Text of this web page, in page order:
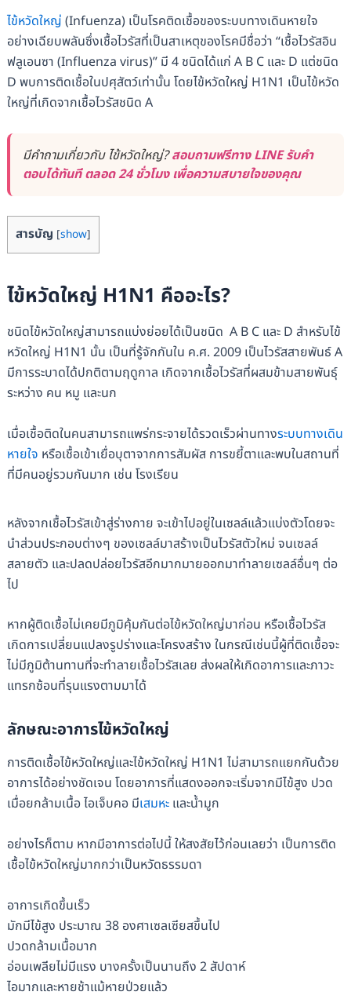
ไข้หวัดใหญ่ (Infuenza) เป็นโรคติดเชื้อของระบบทางเดินหายใจ
อย่างเฉียบพลันซึ่งเชื้อไวรัสที่เป็นสาเหตุของโรคมีชื่อว่า “เชื้อไวรัสอิน
ฟลูเอนซา (Influenza virus)” มี 4 ชนิดได้แก่ A B C และ D แต่ชนิด
D พบการติดเชื้อในปศุสัตว์เท่านั้น โดยไข้หวัดใหญ่ H1N1 เป็นไข้หวัด
ใหญ่ที่เกิดจากเชื้อไวรัสชนิด A
มีคำถามเกี่ยวกับ ไข้หวัดใหญ่?สอบถามฟรีทาง LINE รับคำ
ตอบได้ทันที ตลอด 24 ชั่วโมง เพื่อความสบายใจของคุณ
สารบัญ [show]
ไข้หวัดใหญ่ H1N1 คืออะไร?
ชนิดไข้หวัดใหญ่สามารถแบ่งย่อยได้เป็นชนิด A B C และ D สำหรับไข้
หวัดใหญ่ H1N1 นั้น เป็นที่รู้จักกันใน ค.ศ. 2009 เป็นไวรัสสายพันธ์ A
มีการระบาดได้ปกติตามฤดูกาล เกิดจากเชื้อไวรัสที่ผสมข้ามสายพันธุ์
ระหว่าง คน หมู และนก
เมื่อเชื้อติดในคนสามารถแพร่กระจายได้รวดเร็วผ่านทางระบบทางเดิน
หายใจ หรือเชื้อเข้าเยื่อบุตาจากการสัมผัส การขยี้ตาและพบในสถานที่
ที่มีคนอยู่รวมกันมาก เช่น โรงเรียน
หลังจากเชื้อไวรัสเข้าสู่ร่างกาย จะเข้าไปอยู่ในเซลล์แล้วแบ่งตัวโดยจะ
นำส่วนประกอบต่างๆ ของเซลล์มาสร้างเป็นไวรัสตัวใหม่ จนเซลล์
สลายตัว และปลดปล่อยไวรัสอีกมากมายออกมาทำลายเซลล์อื่นๆ ต่อ
ไป
หากผู้ติดเชื้อไม่เคยมีภูมิคุ้มกันต่อไข้หวัดใหญ่มาก่อน หรือเชื้อไวรัส
เกิดการเปลี่ยนแปลงรูปร่างและโครงสร้าง ในกรณีเช่นนี้ผู้ที่ติดเชื้อจะ
ไม่มีภูมิต้านทานที่จะทำลายเชื้อไวรัสเลย ส่งผลให้เกิดอาการและภาวะ
แทรกซ้อนที่รุนแรงตามมาได้
ลักษณะอาการไข้หวัดใหญ่
การติดเชื้อไข้หวัดใหญ่และไข้หวัดใหญ่ H1N1 ไม่สามารถแยกกันด้วย
อาการได้อย่างชัดเจน โดยอาการที่แสดงออกจะเริ่มจากมีไข้สูง ปวด
เมื่อยกล้ามเนื้อ ไอเจ็บคอ มีเสมหะและน้ำมูก
อย่างไรก็ตาม หากมีอาการต่อไปนี้ ให้สงสัยไว้ก่อนเลยว่า เป็นการติด
เชื้อไข้หวัดใหญ่มากกว่าเป็นหวัดธรรมดา
อาการเกิดขึ้นเร็ว
มักมีไข้สูง ประมาณ 38 องศาเซลเซียสขึ้นไป
ปวดกล้ามเนื้อมาก
อ่อนเพลียไม่มีแรง บางครั้งเป็นนานถึง 2 สัปดาห์
ไอมากและหายช้าแม้หายป่วยแล้ว